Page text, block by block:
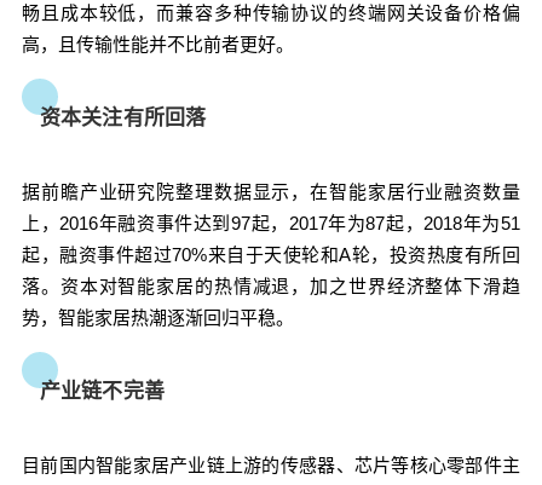
畅且成本较低，而兼容多种传输协议的终端网关设备价格偏
高，且传输性能并不比前者更好。
资本关注有所回落
据前瞻产业研究院整理数据显示，在智能家居行业融资数量
上，2016年融资事件达到97起，2017年为87起，2018年为51
起，融资事件超过70%来自于天使轮和A轮，投资热度有所回
落。 资本对智能家居的热情减退，加之世界经济整体下滑趋
势，智能家居热潮逐渐回归平稳。
产业链不完善
目前国内智能家居产业链上游的传感器、芯片等核心零部件主
回落 据前瞻产业研究院整理数据显示，在智能家居
行业融资数量上，2016年融资事件达到97起，2017
年为87起，2018年为51起，融资事件超过70%来自
于天使轮和A轮，投资热度有所回落。资本对智能家
能家居产业链上游的传感器、芯片等核心零部件主
要被外国品牌占据，主要掌握在英特尔、ARM、高
通等美国大厂手中，对外依赖程度高。国内厂商的
业务重点偏向于应用端，在元器件供应方面稍显薄
弱。 国内智能家居企业大部分为中小企业，受企业
自身实力限制，推出的产品比较单一。目前市场主
要是智能门锁、智能音箱、智能网关产品、智能灯
光控制、自动窗帘等产品，还没有直接推出完整家
与价格不亲民 受产业链影响，智能家居价格层层推